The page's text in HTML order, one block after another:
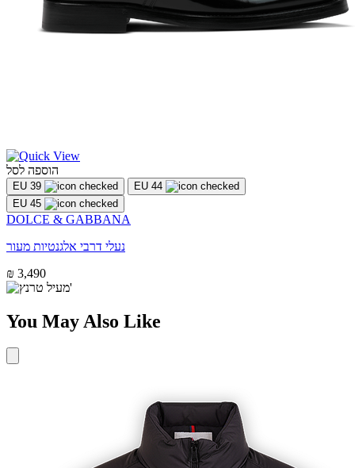
הוספה לסל
EU 39
EU 44
EU 45
DOLCE & GABBANA
נעלי דרבי אלגנטיות מעור
₪ 3,490
You May Also Like